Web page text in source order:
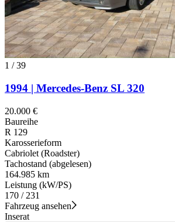
1 /39
1994 | Mercedes-Benz SL 320
20.000 €
Baureihe
R 129
Karosserieform
Cabriolet (Roadster)
Tachostand (abgelesen)
164.985 km
Leistung (kW/PS)
170 / 231
Fahrzeug ansehen
Inserat